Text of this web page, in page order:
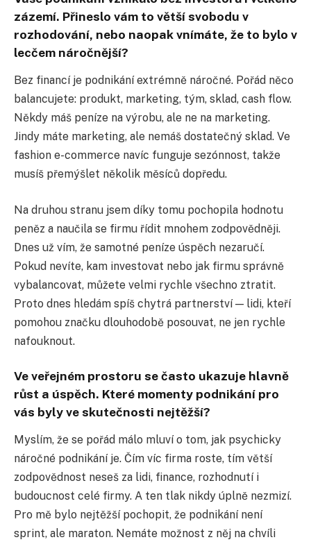
zázemí. Přineslo vám to větší svobodu v
rozhodování, nebo naopak vnímáte, že to bylo v
lecčem náročnější?
Bez financí je podnikání extrémně náročné. Pořád něco
balancujete: produkt, marketing, tým, sklad, cash flow.
Někdy máš peníze na výrobu, ale ne na marketing.
Jindy máte marketing, ale nemáš dostatečný sklad. Ve
fashion e-commerce navíc funguje sezónnost, takže
musíš přemýšlet několik měsíců dopředu.
Na druhou stranu jsem díky tomu pochopila hodnotu
peněz a naučila se firmu řídit mnohem zodpovědněji.
Dnes už vím, že samotné peníze úspěch nezaručí.
Pokud nevíte, kam investovat nebo jak firmu správně
vybalancovat, můžete velmi rychle všechno ztratit.
Proto dnes hledám spíš chytrá partnerství — lidi, kteří
pomohou značku dlouhodobě posouvat, ne jen rychle
nafouknout.
Ve veřejném prostoru se často ukazuje hlavně
růst a úspěch. Které momenty podnikání pro
vás byly ve skutečnosti nejtěžší?
Myslím, že se pořád málo mluví o tom, jak psychicky
náročné podnikání je. Čím víc firma roste, tím větší
zodpovědnost neseš za lidi, finance, rozhodnutí i
budoucnost celé firmy. A ten tlak nikdy úplně nezmizí.
Pro mě bylo nejtěžší pochopit, že podnikání není
sprint, ale maraton. Nemáte možnost z něj na chvíli